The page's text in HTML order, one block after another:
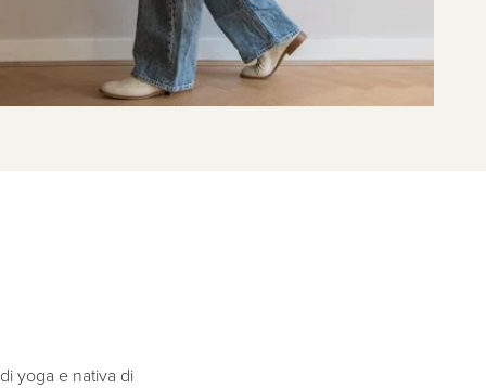
yoga e nativa di